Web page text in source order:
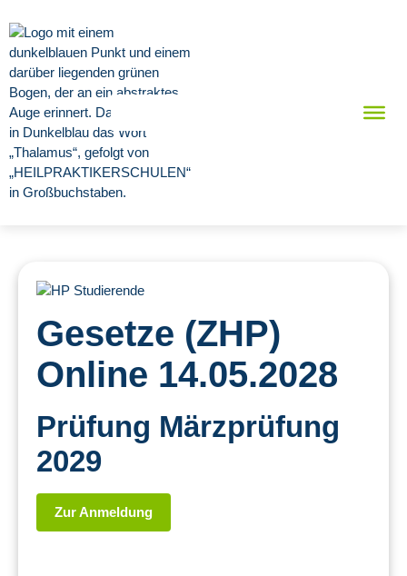
Gesetze (ZHP)
Online 14.05.2028
Prüfung Märzprüfung
2029
Zur Anmeldung